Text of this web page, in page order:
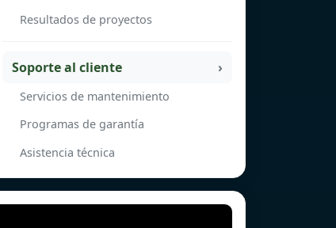
Resultados de proyectos
Soporte al cliente
Servicios de mantenimiento
Programas de garantía
Asistencia técnica